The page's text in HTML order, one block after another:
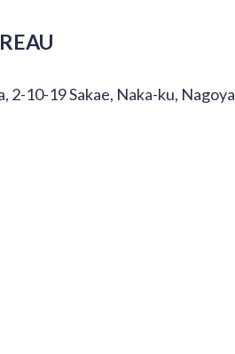
2-10-19 Sakae, Naka-ku, Nagoya